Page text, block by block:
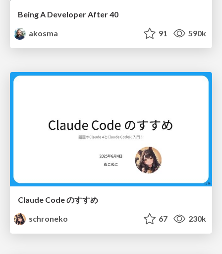
Being A Developer After 40
akosma
91 590k
Claude Code のすすめ
schroneko
67 230k